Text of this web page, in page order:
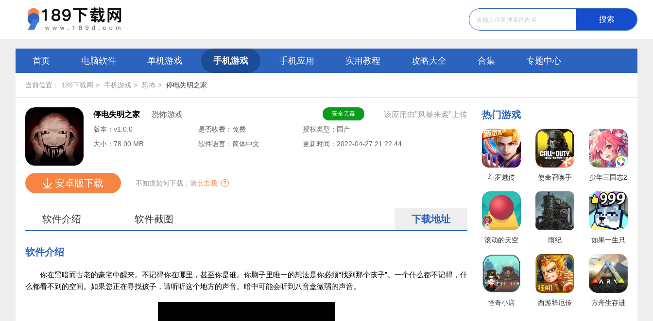
搜索
首页 电脑软件 单机游戏 手机游戏 手机应用 实用教程 攻略大全 合集 专题中心
当前位置： 189下载网 手机游戏 恐怖 停电失明之家
停电失明之家 恐怖游戏 该应用由"风暴来袭"上传
安全无毒
版本：v1.0.0 是否收费：免费
授权类型：国产
大小：78.00 MB
软件语言：简体中文 更新时间：2022-04-27 21:22:44
安卓版下载 不知道如何下载，请点击我
软件介绍 软件截图 下载地址
软件介绍
你在黑暗而古老的豪宅中醒来。不记得你在哪里，甚至你是谁。你脑子里唯一的想法是你必须“找到那个孩子”。一个什么都不记得，什
么都看不到的空间。如果您正在寻找孩子，请听听这个地方的声音。暗中可能会听到八音盒微弱的声音。
热门游戏
斗罗魅传
使命召唤手
游
少年三国志2
滚动的天空 雨纪
如果一生只
有三十岁
怪奇小店
西游释厄传
方舟生存进